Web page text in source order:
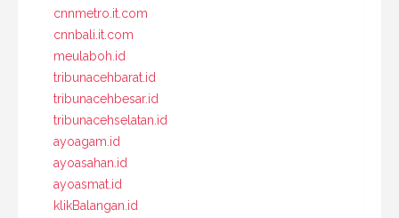
cnnmetro.it.com
cnnbali.it.com
meulaboh.id
tribunacehbarat.id
tribunacehbesar.id
tribunacehselatan.id
ayoagam.id
ayoasahan.id
ayoasmat.id
klikBalangan.id